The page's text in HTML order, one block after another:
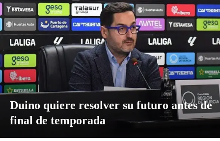
Duino quiere resolver su futuro antes de
final de temporada